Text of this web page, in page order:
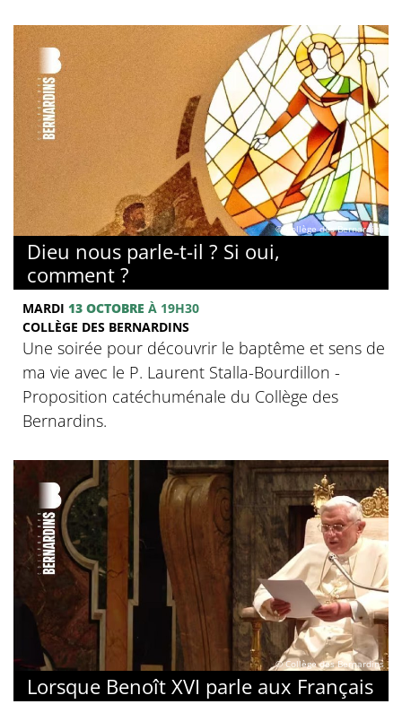
© Collège des Bernardins
Dieu nous parle-t-il ? Si oui,
comment ?
MARDI 13 OCTOBRE À 19H30
COLLÈGE DES BERNARDINS
Une soirée pour découvrir le baptême et sens de
ma vie avec le P. Laurent Stalla-Bourdillon -
Proposition catéchuménale du Collège des
Bernardins.
© Collège des Bernardins
Lorsque Benoît XVI parle aux Français